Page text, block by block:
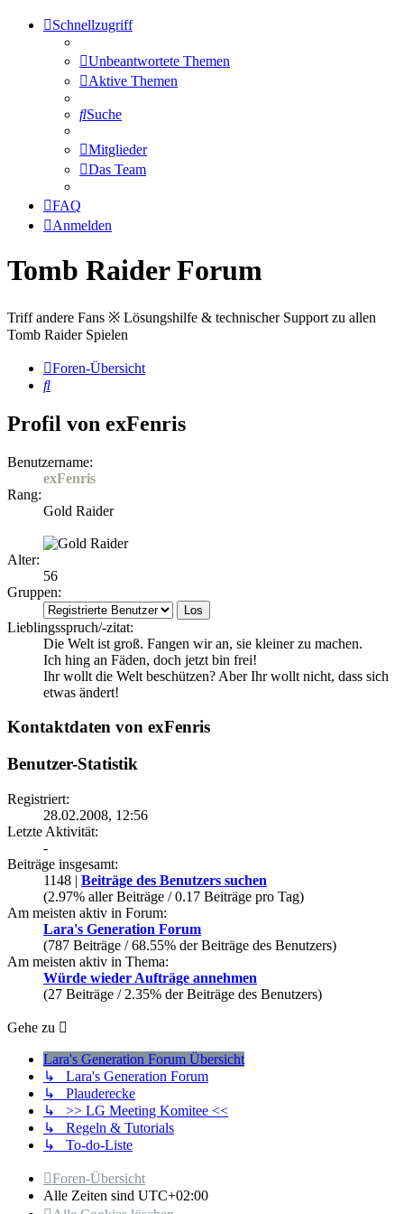
Schnellzugriff
Unbeantwortete Themen
Aktive Themen
Suche
Mitglieder
Das Team
FAQ
Anmelden
Tomb Raider Forum
Triff andere Fans ※ Lösungshilfe & technischer Support zu allen
Tomb Raider Spielen
Foren-Übersicht
Suche
Profil von exFenris
Benutzername:
exFenris
Rang:
Gold Raider
Alter:
56
Gruppen:
Lieblingsspruch/-zitat:
Die Welt ist groß. Fangen wir an, sie kleiner zu machen.
Ich hing an Fäden, doch jetzt bin frei!
Ihr wollt die Welt beschützen? Aber Ihr wollt nicht, dass sich
etwas ändert!
Kontaktdaten von exFenris
Benutzer-Statistik
Registriert:
28.02.2008, 12:56
Letzte Aktivität:
-
Beiträge insgesamt:
1148 | Beiträge des Benutzers suchen
(2.97% aller Beiträge / 0.17 Beiträge pro Tag)
Am meisten aktiv in Forum:
Lara's Generation Forum
(787 Beiträge / 68.55% der Beiträge des Benutzers)
Am meisten aktiv in Thema:
Würde wieder Aufträge annehmen
(27 Beiträge / 2.35% der Beiträge des Benutzers)
Gehe zu
Lara's Generation Forum Übersicht
↳ Lara's Generation Forum
↳ Plauderecke
↳ >> LG Meeting Komitee <<
↳ Regeln & Tutorials
↳ To-do-Liste
Foren-Übersicht
Alle Zeiten sind UTC+02:00